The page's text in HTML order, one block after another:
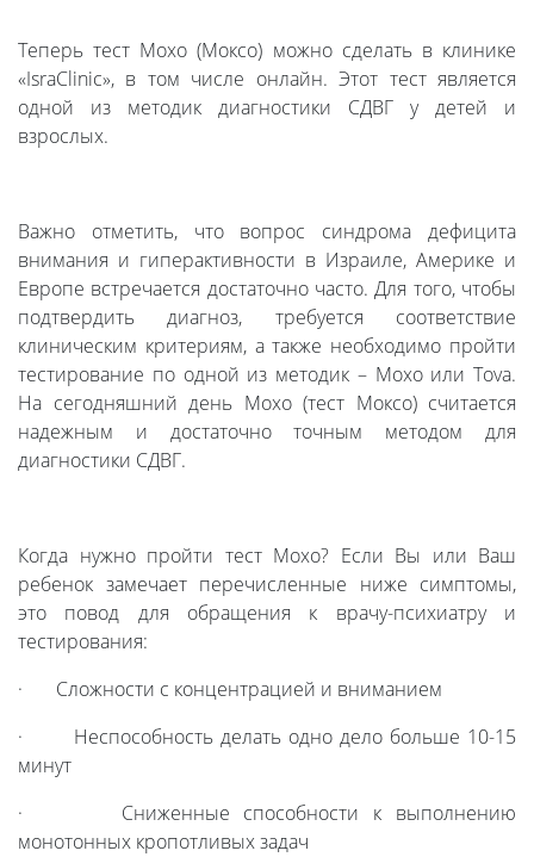
Теперь тест Moxo (Моксо) можно сделать в клинике
«IsraClinic», в том числе онлайн. Этот тест является
одной из методик диагностики СДВГ у детей и
взрослых.
Важно отметить, что вопрос синдрома дефицита
внимания и гиперактивности в Израиле, Америке и
Европе встречается достаточно часто. Для того, чтобы
подтвердить диагноз, требуется соответствие
клиническим критериям, а также необходимо пройти
тестирование по одной из методик – Moxo или Tova.
На сегодняшний день Moxo (тест Моксо) считается
надежным и достаточно точным методом для
диагностики СДВГ.
Когда нужно пройти тест Moxo? Если Вы или Ваш
ребенок замечает перечисленные ниже симптомы,
это повод для обращения к врачу-психиатру и
тестирования:
· Сложности с концентрацией и вниманием
· Неспособность делать одно дело больше 10-15
минут
· Сниженные способности к выполнению
монотонных кропотливых задач